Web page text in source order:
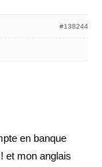
#138244
en banque
et mon anglais